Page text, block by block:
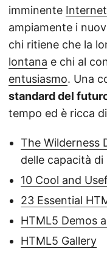
imminente
ampiamente i
chi ritiene che la
lontana e chi al
entusiasmo. Una
standard del
tempo ed è ricca
The Wilderness
delle capacità di
10 Cool and
23 Essential
HTML5 Demos
HTML5 Gallery